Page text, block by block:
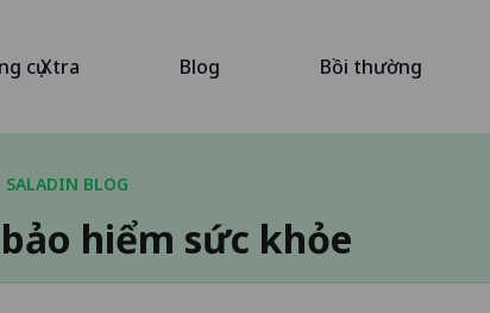
cụ Xtra Blog Bồi thường
SALADIN BLOG
hiểm sức khỏe